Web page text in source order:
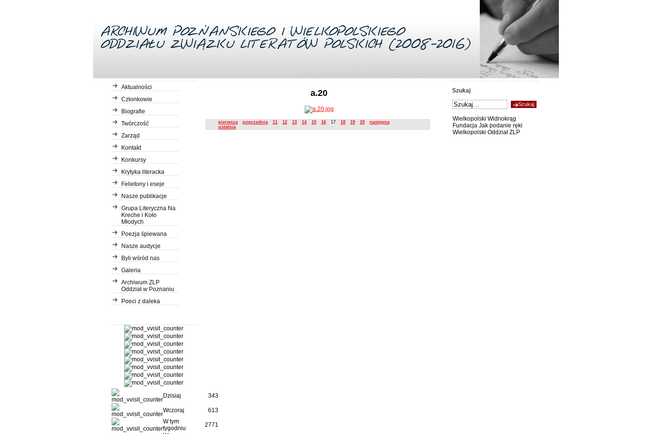
Aktualności
Członkowie
Biografie
Twórczość
Zarząd
Kontakt
Konkursy
Krytyka literacka
Felietony i eseje
Nasze publikacje
Grupa Literyczna Na
Kreche i Koło
Młodych
Poezja śpiewana
Nasze audycje
Byli wśród nas
Galeria
Archiwum ZLP
Oddział w Poznaniu
Poeci z daleka
Dzisiaj 343
Wczoraj
613
W tym
tygodniu
2771
a.20
pierwsza poprzednia 11 12 13 14 15 16 17 18 19 20
następna
ostatnia
Description
Szukaj
Wielkopolski Widnokrąg
Fundacja Jak podanie ręki
Wielkopolski Oddział ZLP